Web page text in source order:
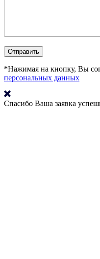
*Нажимая на кнопку, Вы
персональных данных
Спасибо Ваша заявка